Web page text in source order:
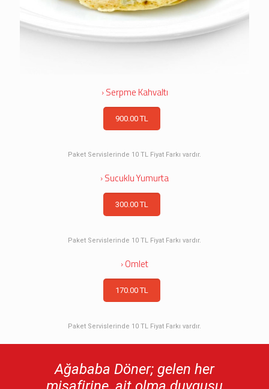
› Serpme Kahvaltı
900.00 TL
Paket Servislerinde 10 TL Fiyat Farkı vardır.
› Sucuklu Yumurta
300.00 TL
Paket Servislerinde 10 TL Fiyat Farkı vardır.
› Omlet
170.00 TL
Paket Servislerinde 10 TL Fiyat Farkı vardır.
Ağababa Döner; gelen her